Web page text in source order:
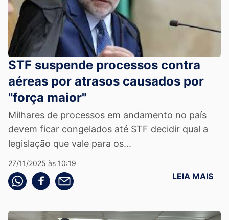
STF suspende processos contra
aéreas por atrasos causados por
"força maior"
Milhares de processos em andamento no país
devem ficar congelados até STF decidir qual a
legislação que vale para os...
27/11/2025 às 10:19
Compartilhe pelo whatsapp
Compartilhar no facebook
Compartilhe pelo email LEIA MAIS